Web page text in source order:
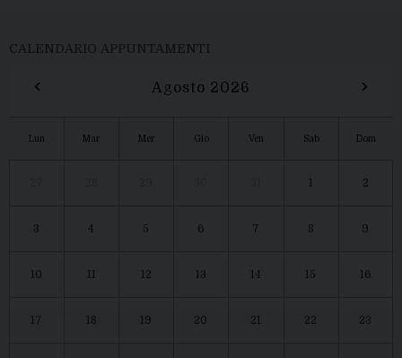
CALENDARIO APPUNTAMENTI
‹ Agosto 2026 ›
Lun Mar Mer Gio Ven Sab Dom
1 2
3 4 5 6 7 8 9
10 11 12 13 14 15 16
17 18 19 20 21 22 23